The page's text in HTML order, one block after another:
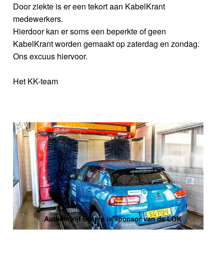
Door ziekte is er een tekort aan KabelKrant
medewerkers.
Hierdoor kan er soms een beperkte of geen
KabelKrant worden gemaakt op zaterdag en zondag.
Ons excuus hiervoor.
Het KK-team